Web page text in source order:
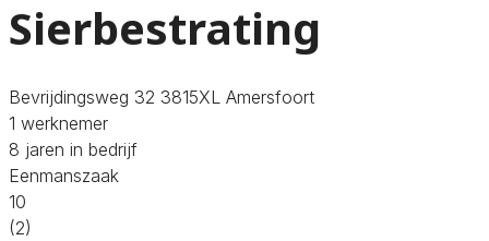
Sierbestrating
Bevrijdingsweg 32 3815XL Amersfoort
1 werknemer
8 jaren in bedrijf
Eenmanszaak
10
(2)